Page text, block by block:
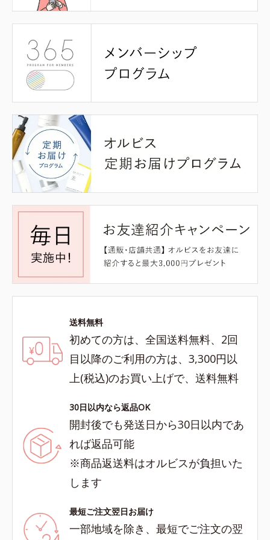
送料無料
初めての方は、全国送料無料、2回
目以降のご利用の方は、3,300円以
上(税込)のお買い上げで、送料無料
30日以内なら返品OK
開封後でも発送日から30日以内であ
れば返品可能
※商品返送料はオルビスが負担いた
します
最短ご注文翌日お届け
一部地域を除き、最短でご注文の翌